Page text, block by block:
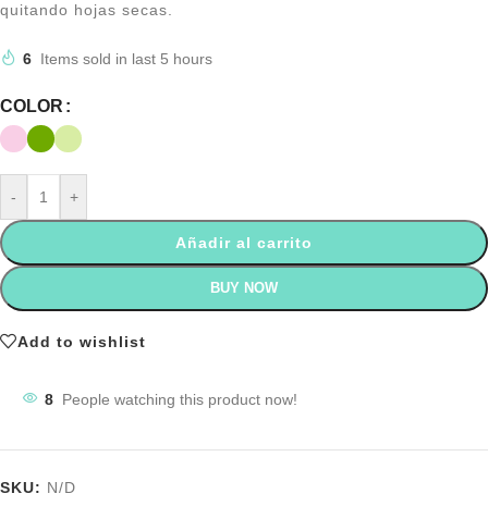
quitando hojas secas.
6 Items sold in last 5 hours
COLOR
- +
Añadir al carrito
BUY NOW
Add to wishlist
8 People watching this product now!
SKU: N/D